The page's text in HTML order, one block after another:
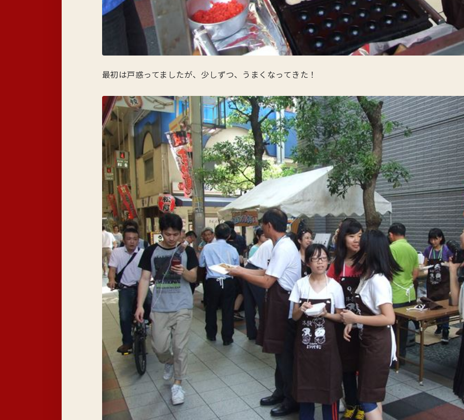
最初は戸惑ってましたが、少しずつ、うまくなってきた！